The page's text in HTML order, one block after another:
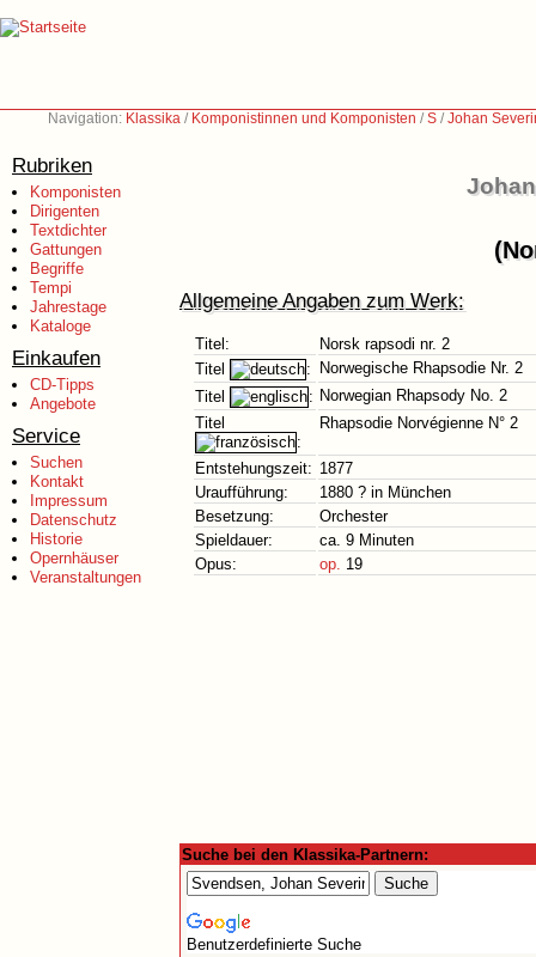
Navigation: Klassika / Komponistinnen und Komponisten /S /Johan
Rubriken
Komponisten
Dirigenten
Textdichter
Gattungen
Begriffe
Tempi
Jahrestage
Kataloge
Einkaufen
CD-Tipps
Angebote
Service
Suchen
Kontakt
Impressum
Datenschutz
Historie
Opernhäuser
Veranstaltungen
Allgemeine Angaben zum Werk:
Titel:
Norsk rapsodi nr. 2
Titel
:
Norwegische Rhapsodie Nr. 2
Titel
: Norwegian Rhapsody No. 2
Titel
:
Rhapsodie Norvégienne N° 2
Entstehungszeit: 1877
Uraufführung:
1880 ? in München
Besetzung:
Orchester
Spieldauer:
ca. 9 Minuten
Opus:
op. 19
Suche bei den Klassika-Partnern:
Benutzerdefinierte Suche